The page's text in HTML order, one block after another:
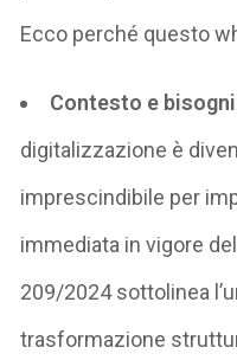
Ecco perché questo
Contesto e bisogni
digitalizzazione è
imprescindibile per
immediata in vigore
209/2024 sottolinea
trasformazione